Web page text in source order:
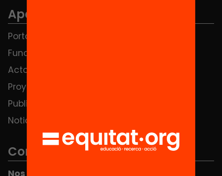
Apartados
Portada
Fundación
Actos
Proyectos
Publicaciones y vídeos
Noticias
Contacto
Nos puedes encontrar en el HUB Social